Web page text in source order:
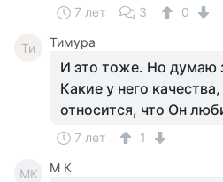
7 лет 3 0
Ти Тимура
И это тоже. Но думаю
Какие у него
относится, что Он
7 лет 1
MК M К